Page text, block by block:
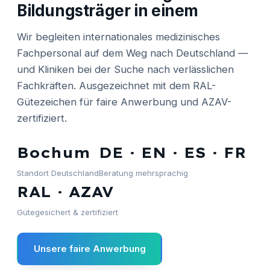
Bildungsträger in einem
Wir begleiten internationales medizinisches
Fachpersonal auf dem Weg nach Deutschland —
und Kliniken bei der Suche nach verlässlichen
Fachkräften. Ausgezeichnet mit dem RAL-
Gütezeichen für faire Anwerbung und AZAV-
zertifiziert.
Bochum
Standort Deutschland
DE · EN · ES · FR
Beratung mehrsprachig
RAL · AZAV
Gütegesichert & zertifiziert
Unsere faire Anwerbung